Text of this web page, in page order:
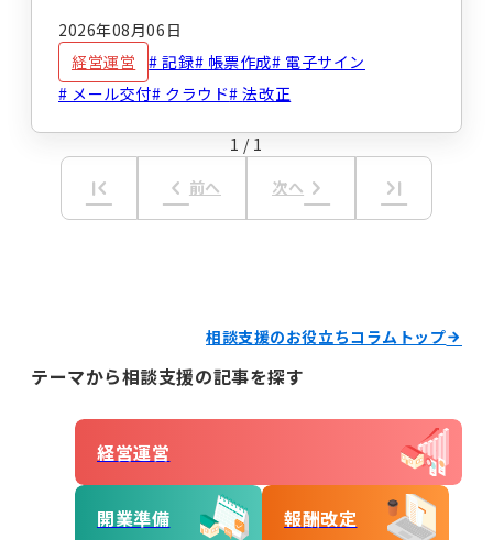
その他のサービス
レンタルスマホ レンタルタブレット
職員向け動画研修サー
ビス
生活介護
テーマからコラムを探す
加算減算
キーワードからコラムを探す キーワード一覧
記録 帳票作成 電子サイン
2026年08月06日
経営運営
記録 帳票作成
電子サイン
メール交付
クラウド 法改正
1 / 1
first_page keyboard_arrow_left 前へ 次へ keyboard_arrow_right last_page
相談支援のお役立ちコラムトップ
テーマから相談支援の記事を探す
経営運営
開業準備 報酬改定